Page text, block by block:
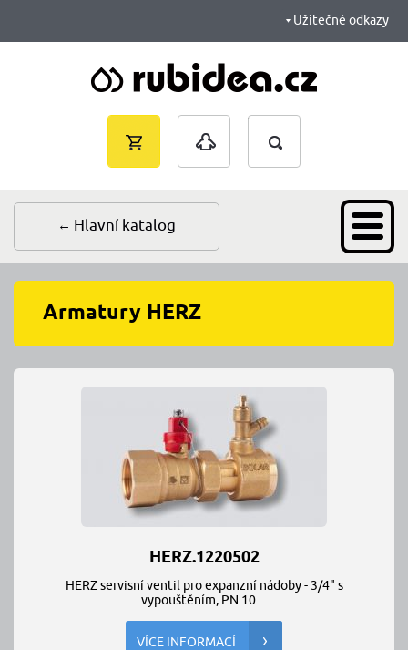
košík je
Vyhledávání
Armatury HERZ
HERZ.1220502
HERZ servisní ventil pro expanzní nádoby - 3/4" s
vypouštěním, PN 10 ...
VÍCE INFORMACÍ
Hlavní katalog
Užitečné odkazy